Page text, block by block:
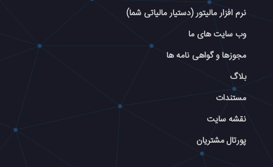
نرم افزار مالیتور (دستیار مالیاتی شما)
وب سایت های ما
مجوزها و گواهی نامه ها
بلاگ
مستندات
نقشه سایت
پورتال مشتریان